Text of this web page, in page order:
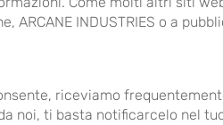
INDUSTRIES o a
riceviamo
noi, ti basta notificarcelo nel